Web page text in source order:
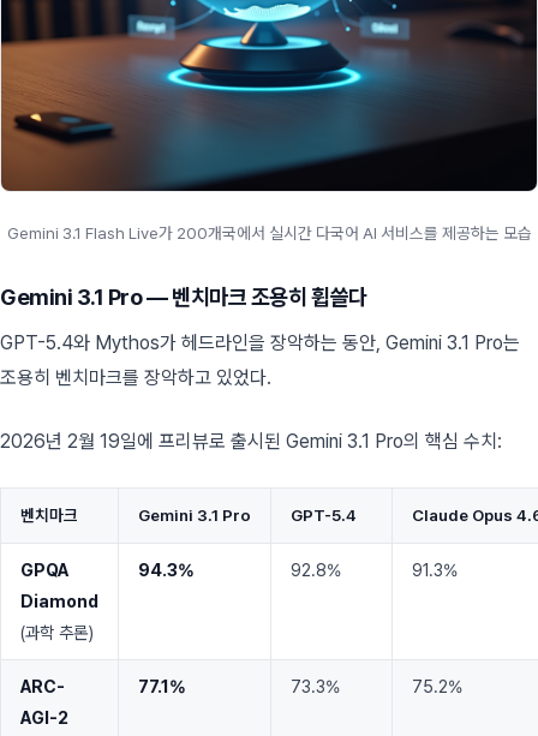
Gemini 3.1 Flash Live가 200개국에서 실시간 다국어 AI 서비스를 제공하는 모습
Gemini 3.1 Pro — 벤치마크 조용히 휩쓸다
GPT-5.4와 Mythos가 헤드라인을 장악하는 동안, Gemini 3.1 Pro는
조용히 벤치마크를 장악하고 있었다.
2026년 2월 19일에 프리뷰로 출시된 Gemini 3.1 Pro의 핵심 수치:
벤치마크 Gemini 3.1 Pro GPT-5.4 Claude Opus
GPQA
Diamond
(과학 추론)
94.3% 92.8% 91.3%
ARC-
AGI-2
77.1% 73.3% 75.2%